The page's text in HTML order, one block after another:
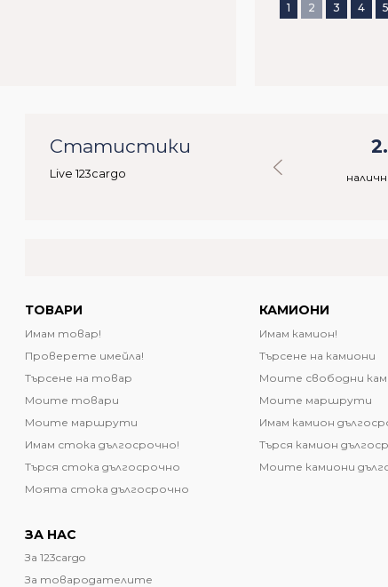
1 2 3 4 5
Статистики
Live 123cargo
29.093
ТОВАРИ
Имам товар!
Проверете имейла!
Търсене на товар
Моите товари
Моите маршрути
Имам стока дългосрочно!
Търся стока дългосрочно
Моята стока дългосрочно
КАМИОНИ
Имам камион!
Търсене на камиони
Моите свободни
Моите маршрути
Имам камион
Търся камион
Моите камиони
ЗА НАС
За 123cargo
За товародателите